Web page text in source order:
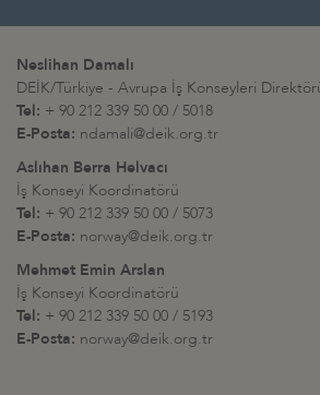
Neslihan Damalı
DEİK/Türkiye - Avrupa İş Konseyleri
Tel: + 90 212 339 50 00 / 5018
E-Posta: ndamali@deik.org.tr
Aslıhan Berra Helvacı
İş Konseyi Koordinatörü
Tel: + 90 212 339 50 00 / 5073
E-Posta: norway@deik.org.tr
Mehmet Emin Arslan
İş Konseyi Koordinatörü
Tel: + 90 212 339 50 00 / 5193
E-Posta: norway@deik.org.tr